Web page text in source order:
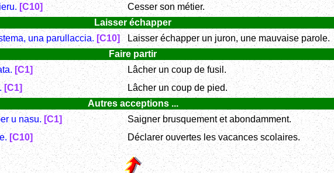
[C10]
Cesser son métier.
Laisser échapper
una parullaccia. [C10]
Laisser échapper un juron, une mauvaise parole.
Faire partir
[C1]
Lâcher un coup de fusil.
[C1]
Lâcher un coup de pied.
Autres acceptions ...
u nasu. [C1]
Saigner brusquement et abondamment.
[C10] Déclarer ouvertes les vacances scolaires.